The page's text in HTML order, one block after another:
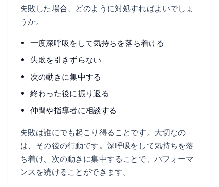
失敗した場合、どのように対処すればよいでしょ
うか。
一度深呼吸をして気持ちを落ち着ける
失敗を引きずらない
次の動きに集中する
終わった後に振り返る
仲間や指導者に相談する
失敗は誰にでも起こり得ることです。大切なの
は、その後の行動です。深呼吸をして気持ちを落
ち着け、次の動きに集中することで、パフォーマ
ンスを続けることができます。